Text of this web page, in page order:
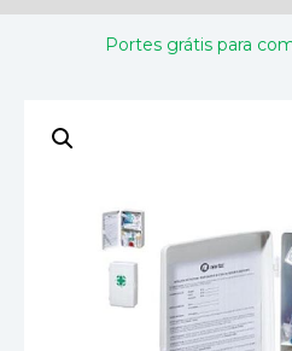
Portes grátis para